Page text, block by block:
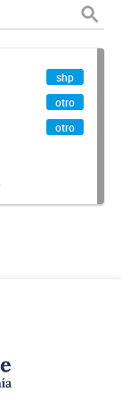
shp
otro
otro